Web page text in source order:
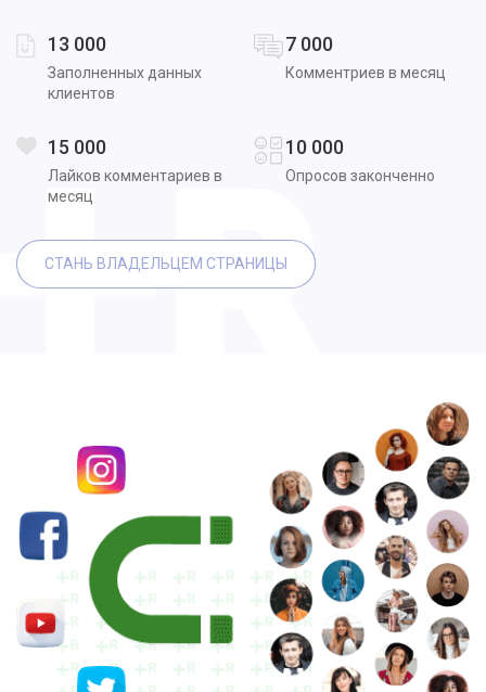
13 000
Заполненных данных
клиентов
7 000
Комментриев в месяц
15 000
Лайков комментариев в
месяц
10 000
Опросов законченно
СТАНЬ ВЛАДЕЛЬЦЕМ СТРАНИЦЫ